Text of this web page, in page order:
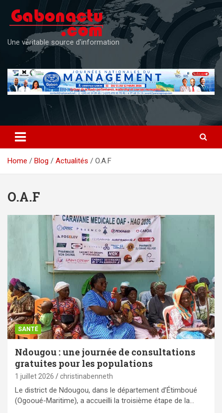
content
Une véritable source d'information
Home Blog Actualités O.A.F
O.A.F
SANTÉ
Ndougou : une journée de consultations
gratuites pour les populations
1 juillet 2026 christinabenneth
Le district de Ndougou, dans le département d’Étimboué
(Ogooué-Maritime), a accueilli la troisième étape de la…